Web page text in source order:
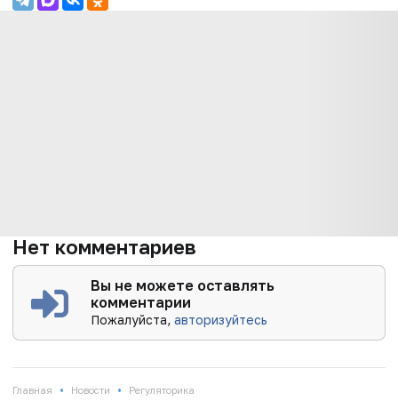
Нет комментариев
Вы не можете оставлять
комментарии
Пожалуйста,авторизуйтесь
Главная • Новости • Регуляторика